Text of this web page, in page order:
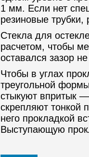
1 мм. Если нет
резиновые трубки,
Стекла для
расчетом, чтобы
оставался зазор
Чтобы в углах
треугольной
стыкуют впритык
скрепляют тонкой
него прокладкой
Выступающую